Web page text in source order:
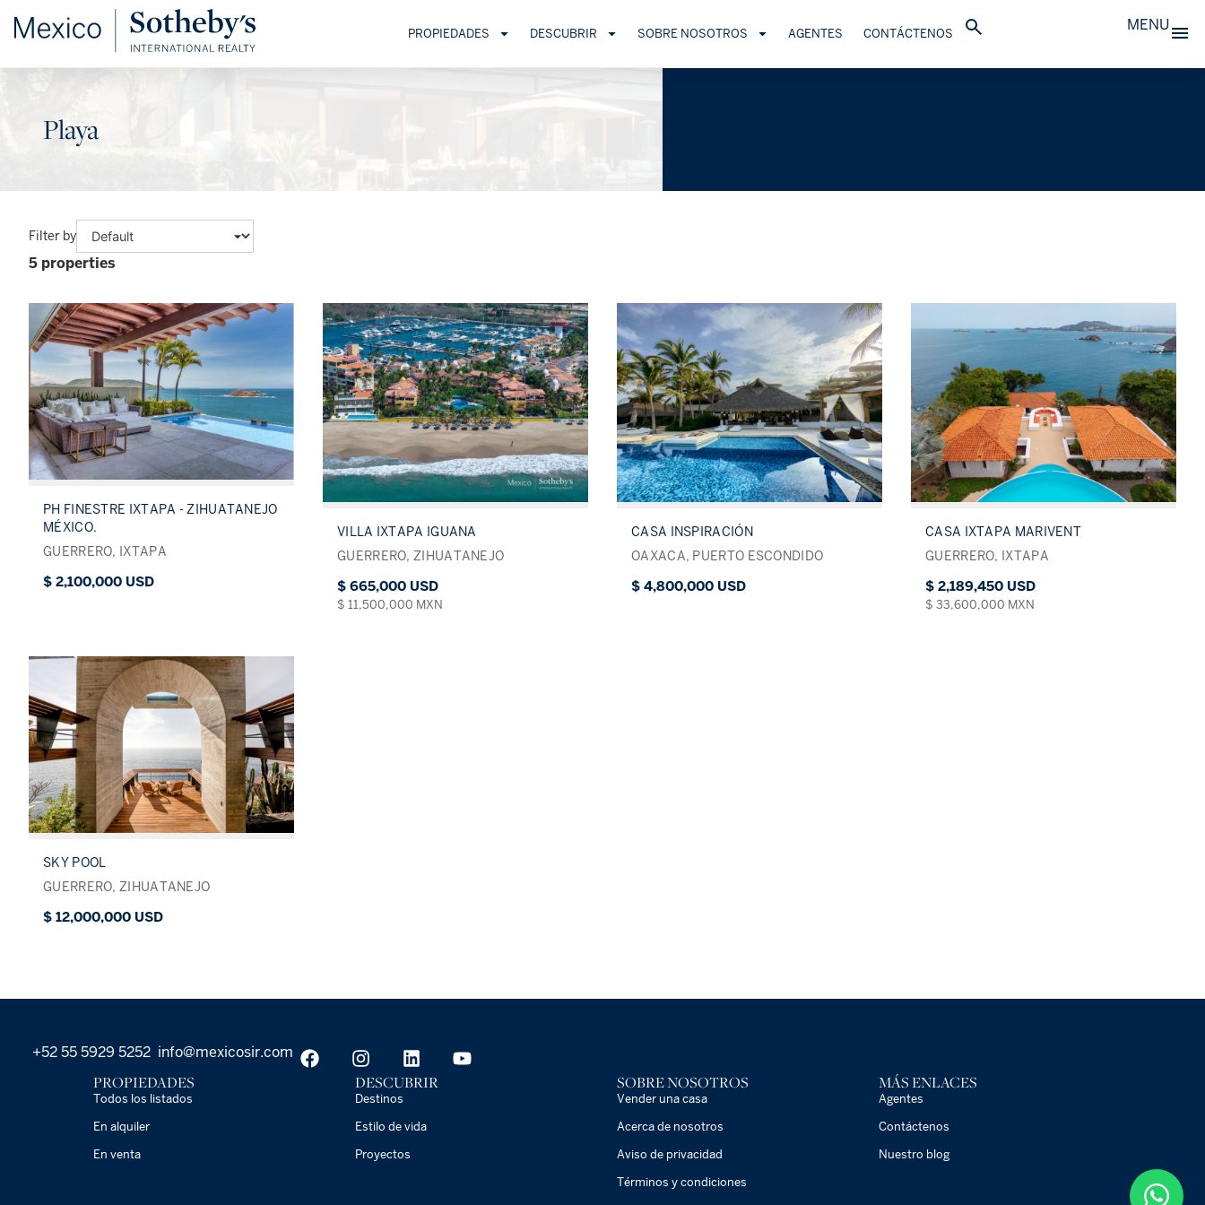
PROPIEDADES DESCUBRIR SOBRE NOSOTROS AGENTES CONTÁCTENOS MENU
Playa
Filter by
5 properties
PH FINESTRE IXTAPA - ZIHUATANEJO
MÉXICO.
GUERRERO, IXTAPA
$ 2,100,000 USD
VILLA IXTAPA IGUANA
GUERRERO, ZIHUATANEJO
$ 665,000 USD
$ 11,500,000 MXN
CASA INSPIRACIÓN
OAXACA, PUERTO ESCONDIDO
$ 4,800,000 USD
CASA IXTAPA MARIVENT
GUERRERO, IXTAPA
$ 2,189,450 USD
$ 33,600,000 MXN
SKY POOL
GUERRERO, ZIHUATANEJO
$ 12,000,000 USD
+52 55 5929 5252 info@mexicosir.com
PROPIEDADES
Todos los listados
En alquiler
En venta
DESCUBRIR
Destinos
Estilo de vida
Proyectos
SOBRE NOSOTROS
Vender una casa
Acerca de nosotros
Aviso de privacidad
Términos y condiciones
MÁS ENLACES
Agentes
Contáctenos
Nuestro blog